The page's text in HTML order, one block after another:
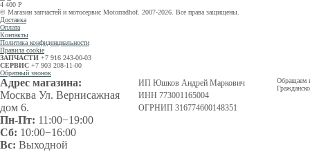
4 400 Р
© Магазин запчастей и мотосервис Motorradhof. 2007-2026. Все права защищены.
Доставка
Оплата
Контакты
Политика конфиденциальности
Правила cookie
ЗАПЧАСТИ +7 916 243-00-03
СЕРВИС +7 903 208-11-00
Обратный звонок
Адрес магазина:
Москва Ул. Вернисажная
дом 6.
Пн-Пт: 11:00−19:00
Сб: 10:00−16:00
Вс: Выходной
ИП Юшков Андрей Маркович
ИНН 773001165004
ОГРНИП 316774600148351
Обращаем